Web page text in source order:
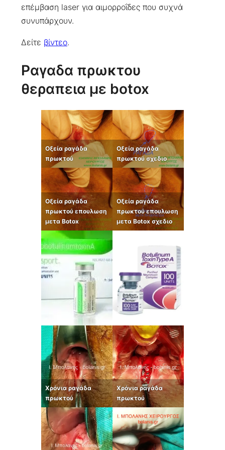
επέμβαση laser για αιμορροΐδες που συχνά
συνυπάρχουν.
Δείτε βίντεο.
Ραγαδα πρωκτου
θεραπεια με botox
Οξεία ραγάδα
πρωκτού
Οξεία ραγάδα
πρωκτού σχεδιο
Οξεία ραγάδα
πρωκτού επουλωση
μετα Botox
Οξεία ραγάδα
πρωκτού επουλωση
μετα Botox σχεδιο
Χρόνια ραγάδα
πρωκτού
Χρόνια ραγάδα
πρωκτού